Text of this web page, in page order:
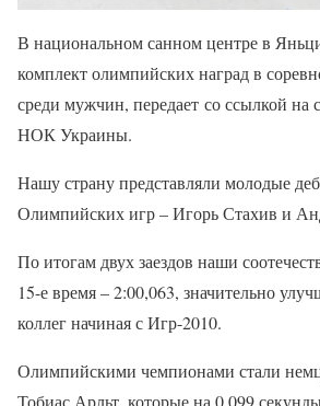
В национальном санном центре в
комплект олимпийских наград в
среди мужчин, передает со ссылкой на
НОК Украины.
Нашу страну представляли молодые
Олимпийских игр – Игорь Стахив и
По итогам двух заездов наши
15-е время – 2:00,063, значительно
коллег начиная с Игр-2010.
Олимпийскими чемпионами стали